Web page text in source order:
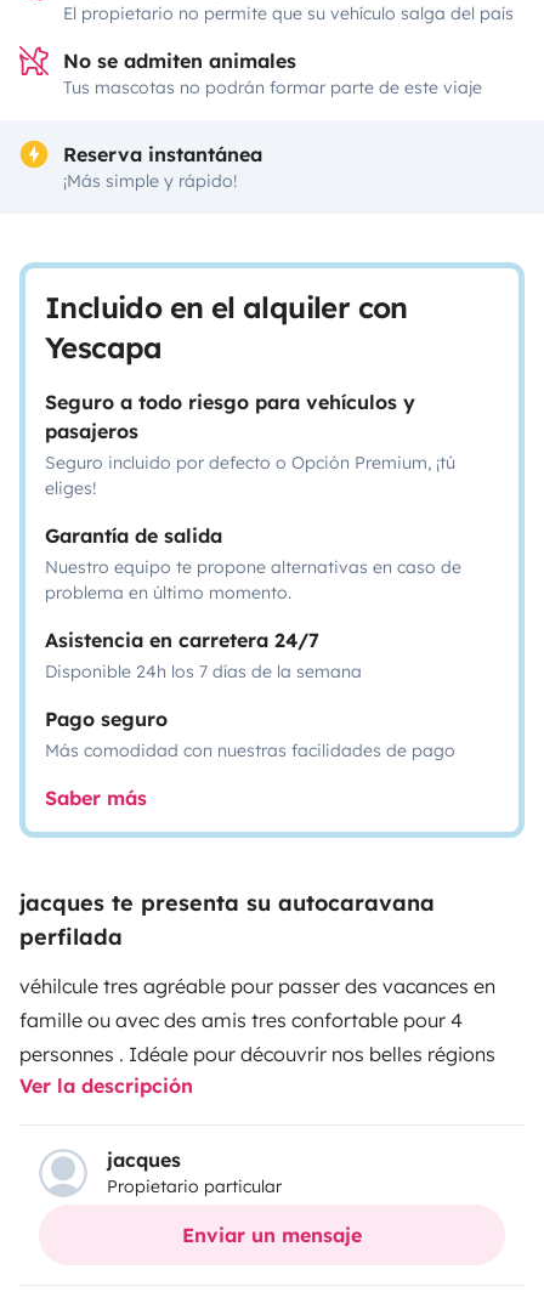
El propietario no permite que su vehículo salga del país
No se admiten animales
Tus mascotas no podrán formar parte de este viaje
Reserva instantánea
¡Más simple y rápido!
Incluido en el alquiler con
Yescapa
Seguro a todo riesgo para vehículos y
pasajeros
Seguro incluido por defecto o Opción Premium, ¡tú
eliges!
Garantía de salida
Nuestro equipo te propone alternativas en caso de
problema en último momento.
Asistencia en carretera 24/7
Disponible 24h los 7 días de la semana
Pago seguro
Más comodidad con nuestras facilidades de pago
Saber más
jacques te presenta su autocaravana
perfilada
véhilcule tres agréable pour passer des vacances en
famille ou avec des amis tres confortable pour 4
personnes . Idéale pour découvrir nos belles régions
Ver la descripción
jacques
Propietario particular
Enviar un mensaje